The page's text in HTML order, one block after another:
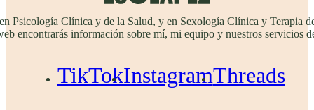
Psicología Clínica y de la Salud, y en Sexología Clínica y Terapia
encontrarás información sobre mí, mi equipo y nuestros servicios
TikTokInstagramThreads